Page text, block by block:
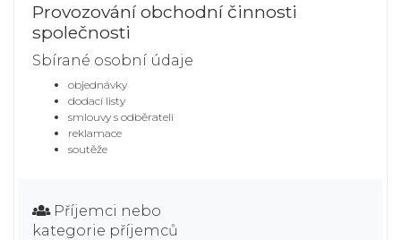
Provozování obchodní činnosti
společnosti
Sbírané osobní údaje
objednávky
dodací listy
smlouvy s odběrateli
reklamace
soutěže
Příjemci nebo
kategorie příjemců